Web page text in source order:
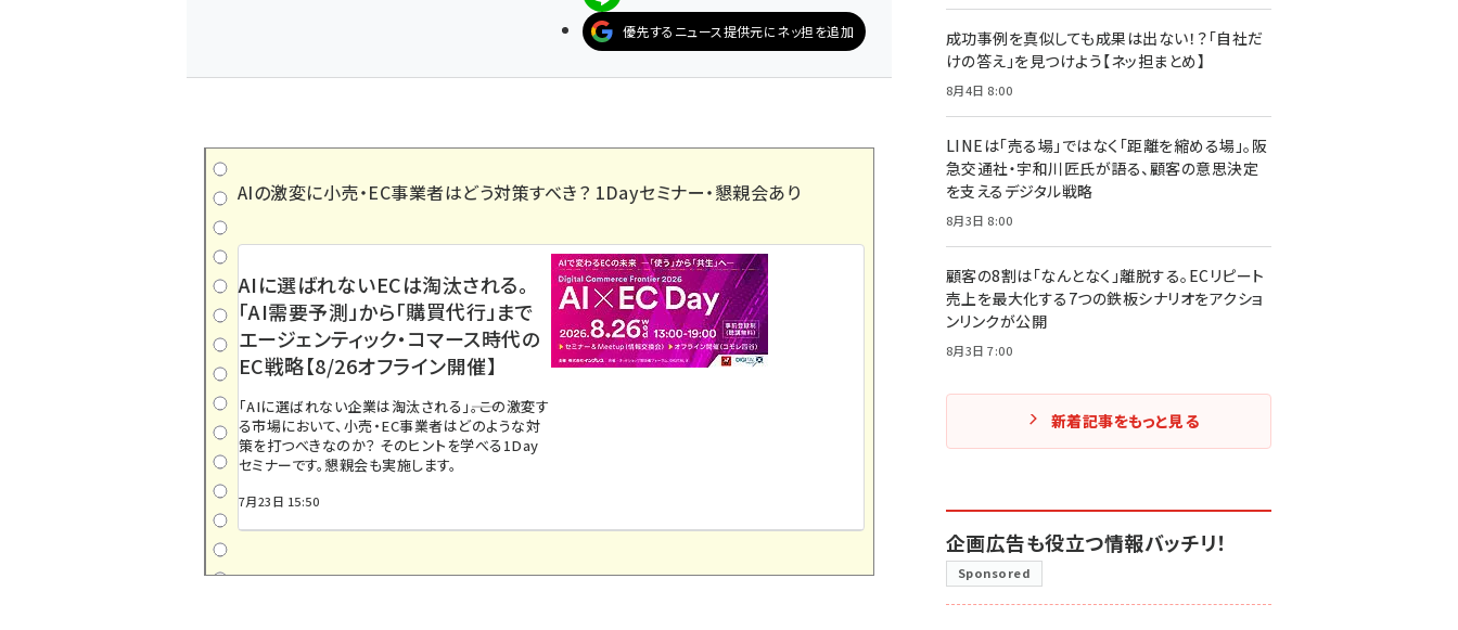
優先するニュース提供元にネッ担を追加
AIの激変に小売・EC事業者はどう対策すべき？ 1Dayセミナー・懇親会あり
AIに選ばれないECは淘汰される。
「AI需要予測」から「購買代行」まで
エージェンティック・コマース時代の
EC戦略【8/26オフライン開催】
「AIに選ばれない企業は淘汰される」――。この激変す
る市場において、小売・EC事業者はどのような対
策を打つべきなのか？ そのヒントを学べる1Day
セミナーです。懇親会も実施します。
7月23日 15:50
成功事例を真似しても成果は出ない！？「自社だ
けの答え」を見つけよう【ネッ担まとめ】
8月4日 8:00
LINEは「売る場」ではなく「距離を縮める場」。阪
急交通社・宇和川匠氏が語る、顧客の意思決定
を支えるデジタル戦略
8月3日 8:00
顧客の8割は「なんとなく」離脱する。ECリピート
売上を最大化する7つの鉄板シナリオをアクショ
ンリンクが公開
8月3日 7:00
新着記事をもっと見る
企画広告も役立つ情報バッチリ！
Sponsored